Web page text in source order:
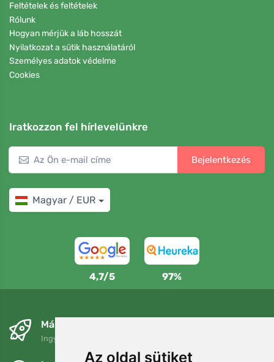
Az oldal sütiket
Feltételek és feltételek
Rólunk
Hogyan mérjük a láb hosszát
Nyilatkozat a sütik használatáról
Személyes adatok védelme
Cookies
Iratkozzon fel hírlevelünkre
Bejelentkezés
Magyar / EUR
4,7/5 97%
Másnapra és ingyenesen
Ingyenes szállítás a következő összeg felett: 80 EUR